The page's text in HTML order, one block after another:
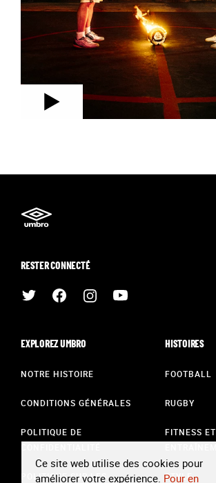
RESTER CONNECTÉ
EXPLOREZ UMBRO
NOTRE HISTOIRE
CONDITIONS GÉNÉRALES
POLITIQUE DE
POLITIQUE SUR LES
HISTOIRES
FOOTBALL
RUGBY
FITNESS ET
STYLE
Ce site web utilise des cookies pour
améliorer votre expérience. Pour en